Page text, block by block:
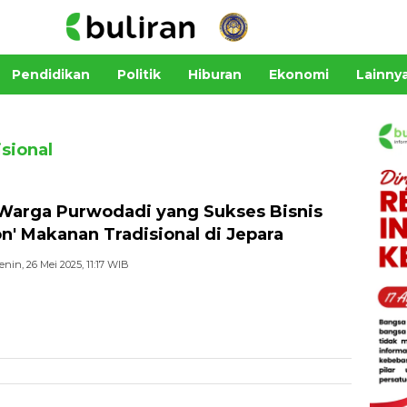
Pendidikan Politik Hiburan Ekonomi
Purwodadi yang Sukses Bisnis
Makanan Tradisional di Jepara
26 Mei 2025, 11:17 WIB